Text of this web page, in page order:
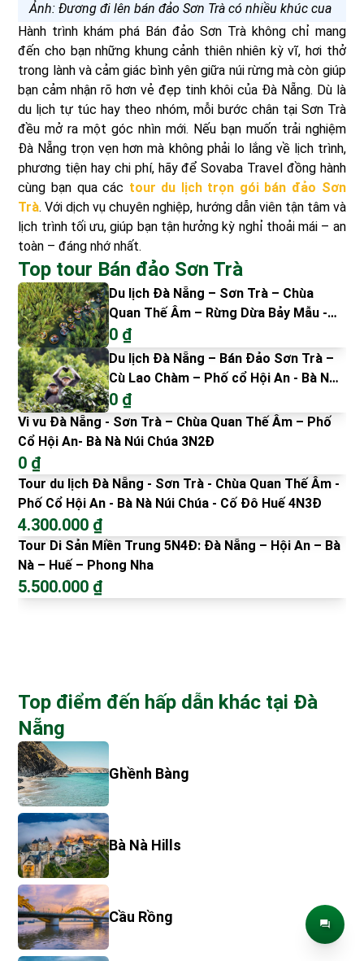
Ảnh: Đương đi lên bán đảo Sơn Trà có nhiều khúc cua
Hành trình khám phá Bán đảo Sơn Trà không chỉ mang
đến cho bạn những khung cảnh thiên nhiên kỳ vĩ, hơi thở
trong lành và cảm giác bình yên giữa núi rừng mà còn giúp
bạn cảm nhận rõ hơn vẻ đẹp tinh khôi của Đà Nẵng. Dù là
du lịch tự túc hay theo nhóm, mỗi bước chân tại Sơn Trà
đều mở ra một góc nhìn mới. Nếu bạn muốn trải nghiệm
Đà Nẵng trọn vẹn hơn mà không phải lo lắng về lịch trình,
phương tiện hay chi phí, hãy để Sovaba Travel đồng hành
cùng bạn qua các tour du lịch trọn gói bán đảo Sơn
Trà. Với dịch vụ chuyên nghiệp, hướng dẫn viên tận tâm và
lịch trình tối ưu, giúp bạn tận hưởng kỳ nghỉ thoải mái – an
toàn – đáng nhớ nhất.
Top tour Bán đảo Sơn Trà
Du lịch Đà Nẵng – Sơn Trà – Chùa
Quan Thế Âm – Rừng Dừa Bảy Mẫu -
Phố Cổ Hội An - Bà Nà Núi Chúa 3N2Đ
0 ₫
Du lịch Đà Nẵng – Bán Đảo Sơn Trà –
Cù Lao Chàm – Phố cổ Hội An - Bà Nà
Núi Chúa 3N2Đ
0 ₫
Vi vu Đà Nẵng - Sơn Trà – Chùa Quan Thế Âm – Phố
Cổ Hội An- Bà Nà Núi Chúa 3N2Đ
0 ₫
Tour du lịch Đà Nẵng - Sơn Trà - Chùa Quan Thế Âm -
Phố Cổ Hội An - Bà Nà Núi Chúa - Cố Đô Huế 4N3Đ
4.300.000 ₫
Tour Di Sản Miền Trung 5N4Đ: Đà Nẵng – Hội An – Bà
Nà – Huế – Phong Nha
5.500.000 ₫
Top điểm đến hấp dẫn khác tại Đà
Nẵng
Ghềnh Bàng
Bà Nà Hills
Cầu Rồng